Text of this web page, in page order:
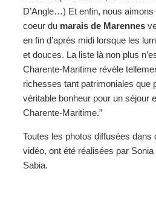
D’Angle…) Et enfin, nous
coeur du marais de Marennes
en fin d’après midi lorsque les
et douces. La liste là non plus
Charente-Maritime révèle
richesses tant patrimoniales que
véritable bonheur pour un séjour
Charente-Maritime.”
Toutes les photos diffusées dans
vidéo, ont été réalisées par
Sabia.